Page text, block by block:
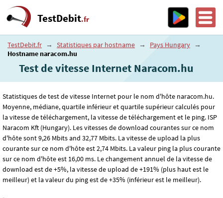
TestDebit.fr
TestDebit.fr → Statistiques par hostname → Pays Hungary →
Hostname naracom.hu
Test de vitesse Internet Naracom.hu
Statistiques de test de vitesse Internet pour le nom d'hôte naracom.hu.
Moyenne, médiane, quartile inférieur et quartile supérieur calculés pour
la vitesse de téléchargement, la vitesse de téléchargement et le ping. ISP
Naracom Kft (Hungary). Les vitesses de download courantes sur ce nom
d'hôte sont 9,26 Mbits and 32,77 Mbits. La vitesse de upload la plus
courante sur ce nom d'hôte est 2,74 Mbits. La valeur ping la plus courante
sur ce nom d'hôte est 16,00 ms. Le changement annuel de la vitesse de
download est de +5%, la vitesse de upload de +191% (plus haut est le
meilleur) et la valeur du ping est de +35% (inférieur est le meilleur).